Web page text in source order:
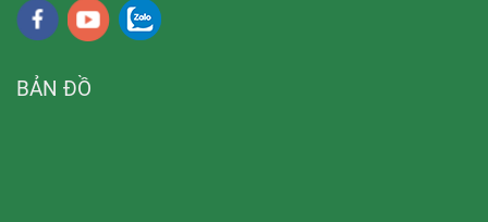
BẢN ĐỒ